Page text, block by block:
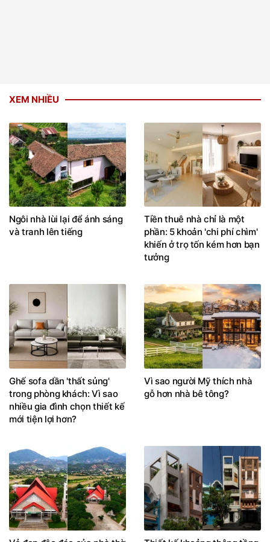
XEM NHIỀU
Ngôi nhà lùi lại để ánh sáng
và tranh lên tiếng
Tiền thuê nhà chỉ là một
phần: 5 khoản 'chi phí chìm'
khiến ở trọ tốn kém hơn bạn
tưởng
Ghế sofa dần 'thất sủng'
trong phòng khách: Vì sao
nhiều gia đình chọn thiết kế
mới tiện lợi hơn?
Vì sao người Mỹ thích nhà
gỗ hơn nhà bê tông?